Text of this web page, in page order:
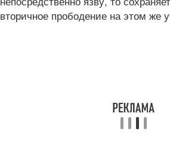
вторичное прободение на этом же